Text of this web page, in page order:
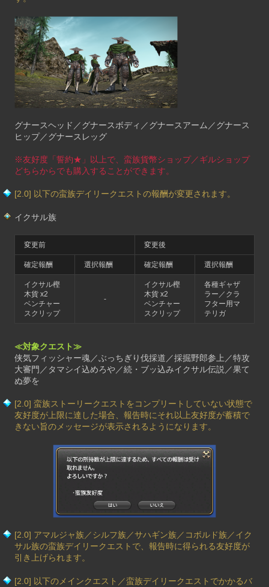
グナースヘッド／グナースボディ／グナースアーム／グナース
ヒップ／グナースレッグ
※友好度「誓約★」以上で、蛮族貨幣ショップ／ギルショップ
どちらからでも購入することができます。
[2.0] 以下の蛮族デイリークエストの報酬が変更されます。
イクサル族
変更前 変更後
確定報酬 選択報酬 確定報酬 選択報酬
イクサル樫
木貨 x2
ベンチャー
スクリップ
-
イクサル樫
木貨 x2
ベンチャー
スクリップ
各種ギャザ
ラー／クラ
フター用マ
テリガ
≪対象クエスト≫
侠気フィッシャー魂／ぶっちぎり伐採道／採掘野郎参上／特攻
大審門／タマシイ込めろや／続・ブッ込みイクサル伝説／果て
ぬ夢を
[2.0] 蛮族ストーリークエストをコンプリートしていない状態で
友好度が上限に達した場合、報告時にそれ以上友好度が蓄積で
きない旨のメッセージが表示されるようになります。
[2.0] アマルジャ族／シルフ族／サハギン族／コボルド族／イク
サル族の蛮族デイリークエストで、報告時に得られる友好度が
引き上げられます。
[2.0] 以下のメインクエスト／蛮族デイリークエストでかかるバ